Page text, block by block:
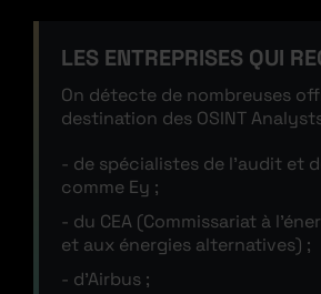
LES ENTREPRISES QUI
On détecte de nombreuses
destination des OSINT
de spécialistes de l’audit et
comme Ey ;
du CEA (Commissariat à
et aux énergies alternatives) ;
d’Airbus ;